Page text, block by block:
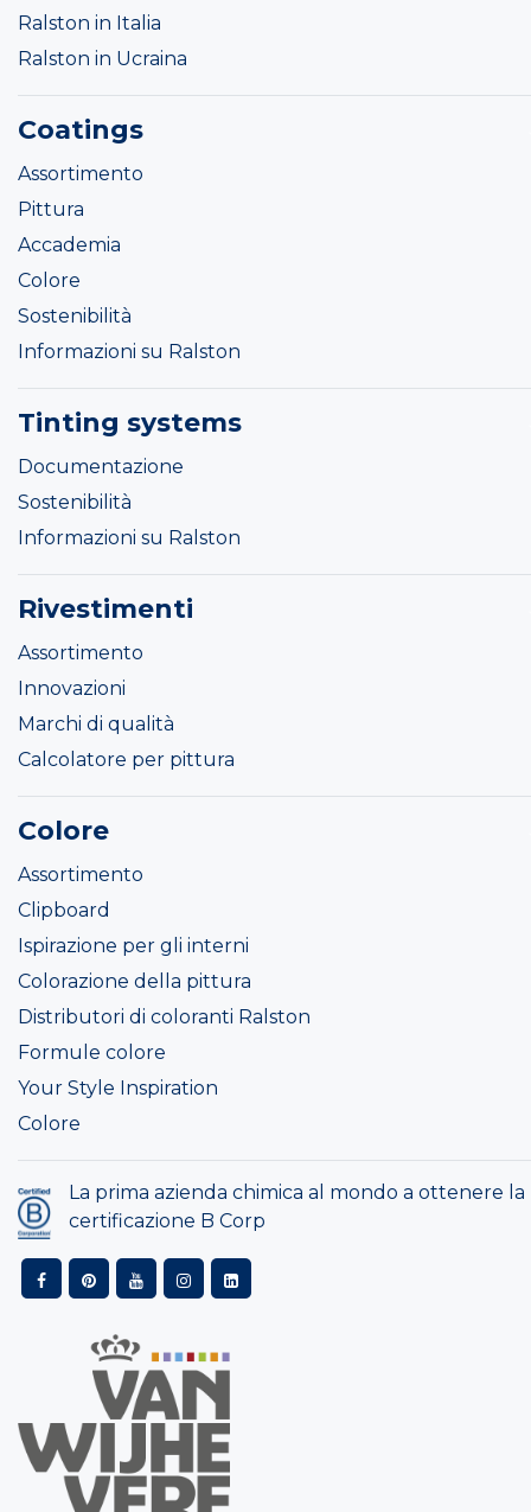
Ralston in Italia
Ralston in Ucraina
Coatings
Assortimento
Pittura
Accademia
Colore
Sostenibilità
Informazioni su Ralston
Tinting systems
Documentazione
Sostenibilità
Informazioni su Ralston
Rivestimenti
Assortimento
Innovazioni
Marchi di qualità
Calcolatore per pittura
Colore
Assortimento
Clipboard
Ispirazione per gli interni
Colorazione della pittura
Distributori di coloranti Ralston
Formule colore
Your Style Inspiration
Colore
La prima azienda chimica al mondo a ottenere la
certificazione B Corp